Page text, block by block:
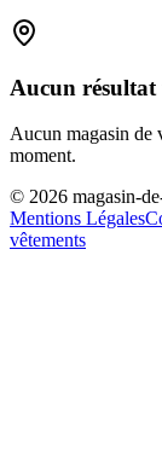
Aucun
Aucun magasin de
moment.
© 2026 magasin-
Mentions Légales
vêtements